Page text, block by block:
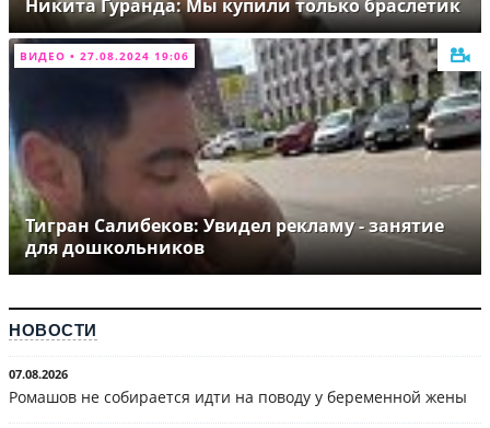
Никита Гуранда: Мы купили только браслетик
ВИДЕО • 27.08.2024 19:06
Тигран Салибеков: Увидел рекламу - занятие
для дошкольников
НОВОСТИ
07.08.2026
Ромашов не собирается идти на поводу у беременной жены